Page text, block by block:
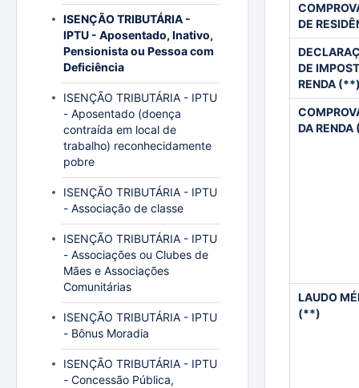
DE
DE
RENDA
DA
LAUDO
(**)
ISENÇÃO TRIBUTÁRIA -
IPTU - Aposentado, Inativo,
Pensionista ou Pessoa com
Deficiência
ISENÇÃO TRIBUTÁRIA - IPTU
- Aposentado (doença
contraída em local de
trabalho) reconhecidamente
pobre
ISENÇÃO TRIBUTÁRIA - IPTU
- Associação de classe
ISENÇÃO TRIBUTÁRIA - IPTU
- Associações ou Clubes de
Mães e Associações
Comunitárias
ISENÇÃO TRIBUTÁRIA - IPTU
- Bônus Moradia
ISENÇÃO TRIBUTÁRIA - IPTU
- Concessão Pública,